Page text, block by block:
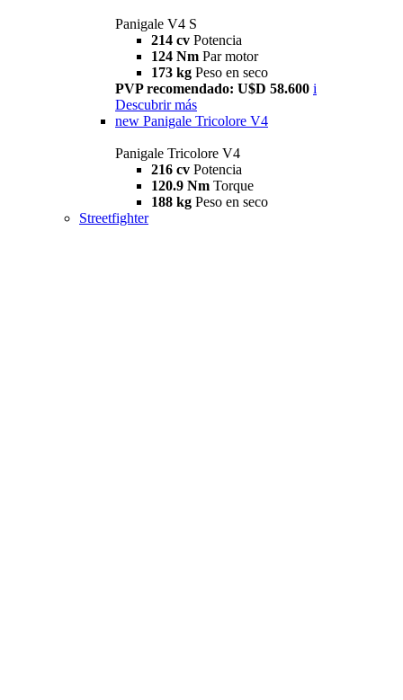
Panigale V4 S
214 cv Potencia
124 Nm Par motor
173 kg Peso en seco
PVP recomendado: U$D 58.600 i
Descubrir más
new Panigale Tricolore V4
Panigale Tricolore V4
216 cv Potencia
120.9 Nm Torque
188 kg Peso en seco
Streetfighter